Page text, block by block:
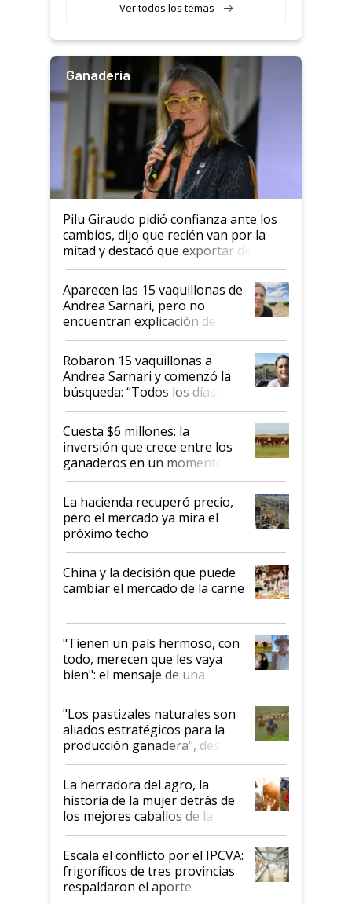
salto tecnológico en genética y
Ver todos los temas
Ganadería
Pilu Giraudo pidió confianza ante los
cambios, dijo que recién van por la
mitad y destacó que exportar dejó de
ser "para unos pocos": "Tenemos un
mandato muy claro del gobierno
nacional"
Aparecen las 15 vaquillonas de
Andrea Sarnari, pero no
encuentran explicación de
cómo llegaron allí
Robaron 15 vaquillonas a
Andrea Sarnari y comenzó la
búsqueda: “Todos los días le
toca a algún productor”
Cuesta $6 millones: la
inversión que crece entre los
ganaderos en un momento
histórico para la actividad
La hacienda recuperó precio,
pero el mercado ya mira el
próximo techo
China y la decisión que puede
cambiar el mercado de la carne
"Tienen un país hermoso, con
todo, merecen que les vaya
bien": el mensaje de una
ganadera uruguaya sobre las
oportunidades que se abren
para el agro en Argentina, con
foco en la carne
"Los pastizales naturales son
aliados estratégicos para la
producción ganadera", destaca
la iniciativa que ya reúne a 46
establecimientos en Argentina
La herradora del agro, la
historia de la mujer detrás de
los mejores caballos de la
Argentina y los mitos que
todavía hacen sufrir a estos
animales: "Mientras me
descalificaban, yo seguí
haciendo currículum"
Escala el conflicto por el IPCVA:
frigoríficos de tres provincias
respaldaron el aporte